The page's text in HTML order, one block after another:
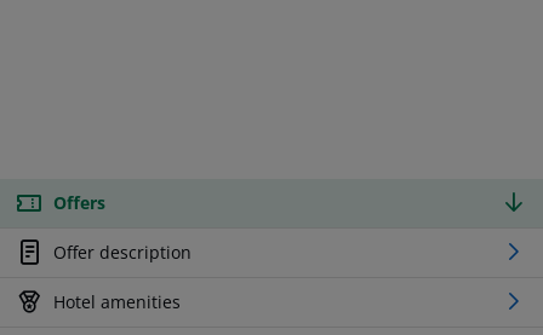
Offers
Offer description
Hotel amenities